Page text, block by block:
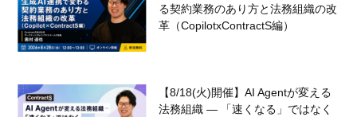
る契約業務のあり方と法務組織の改
革（CopilotxContractS編）
【8/18(火)開催】AI Agentが変える
法務組織 — 「速くなる」ではなく